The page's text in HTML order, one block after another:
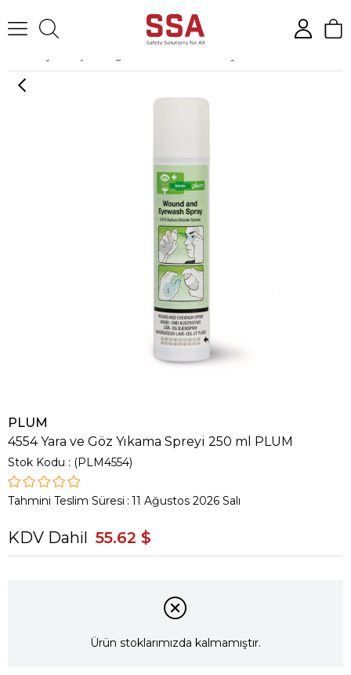
PLUM
4554 Yara ve Göz Yıkama Spreyi 250 ml PLUM
Stok Kodu (PLM4554)
Tahmini Teslim Süresi : 11 Ağustos 2026 Salı
KDV Dahil 55.62 $
Ürün stoklarımızda kalmamıştır.